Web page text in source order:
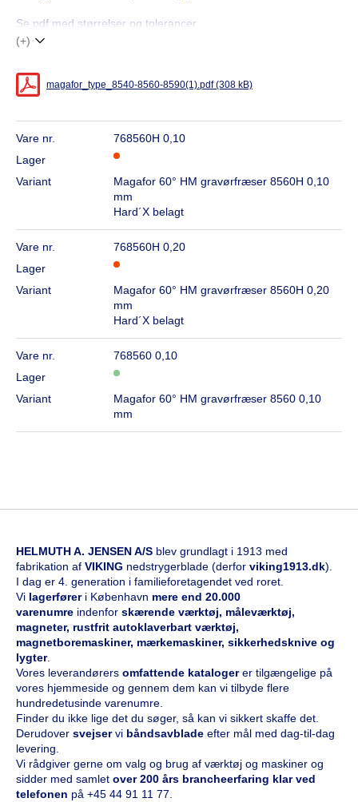
Se pdf med størrelser og tolerancer
(+)
magafor_type_8540-8560-8590(1).pdf (308 kB)
Vare nr.
768560H 0,10
Lager
Variant
Magafor 60° HM gravørfræser 8560H 0,10
mm
Hard´X belagt
Vare nr.
768560H 0,20
Lager
Variant
Magafor 60° HM gravørfræser 8560H 0,20
mm
Hard´X belagt
Vare nr.
768560 0,10
Lager
Variant
Magafor 60° HM gravørfræser 8560 0,10
mm
HELMUTH A. JENSEN A/S blev grundlagt i 1913 med
fabrikation af VIKING nedstrygerblade (derfor viking1913.dk).
I dag er 4. generation i familieforetagendet ved roret.
Vi lagerfører i København mere end 20.000
varenumre indenfor skærende værktøj, måleværktøj,
magneter, rustfrit autoklaverbart værktøj,
magnetboremaskiner, mærkemaskiner, sikkerhedsknive og
lygter.
Vores leverandørers omfattende katalogerer tilgængelige på
vores hjemmeside og gennem dem kan vi tilbyde flere
hundredetusinde varenumre.
Finder du ikke lige det du søger, så kan vi sikkert skaffe det.
Derudover svejservi båndsavblade efter mål med dag-til-dag
levering.
Vi rådgiver gerne om valg og brug af værktøj og maskiner og
sidder med samlet over 200 års brancheerfaring klar ved
telefonen på +45 44 91 11 77